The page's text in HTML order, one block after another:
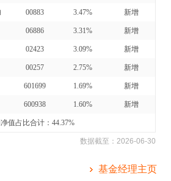
00883 3.47% 新增
06886 3.31% 新增
02423 3.09% 新增
00257 2.75% 新增
601699 1.69% 新增
600938 1.60% 新增
值占比合计：44.37%
数据截至： 2026-06-30
基金经理主页